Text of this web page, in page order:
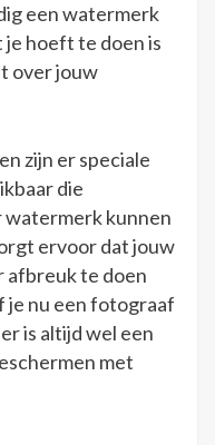
een watermerk
hoeft te doen is
over jouw
zijn er speciale
die
watermerk kunnen
ervoor dat jouw
afbreuk te doen
je nu een fotograaf
is altijd wel een
met